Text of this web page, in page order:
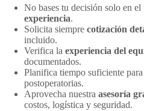
No bases tu decisión solo en
experiencia.
Solicita siempre cotización
incluido.
Verifica la experiencia del
documentados.
Planifica tiempo suficiente
postoperatorias.
Aprovecha nuestra asesoría
costos, logística y seguridad.